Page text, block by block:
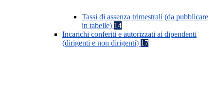
Tassi di assenza trimestrali (da pubblicare
in tabelle) 14
Incarichi conferiti e autorizzati ai dipendenti
(dirigenti e non dirigenti) 17